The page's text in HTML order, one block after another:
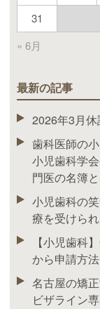
« 6月
31
最新の記事
2026年3月
歯科医師の
小児歯科学
門医の名簿
小児歯科の
療を受けられ
【小児歯科
から申請方
名古屋の矯
ビザライン